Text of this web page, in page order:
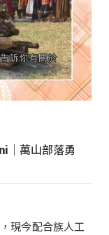
｜萬山部落勇
現今配合族人工